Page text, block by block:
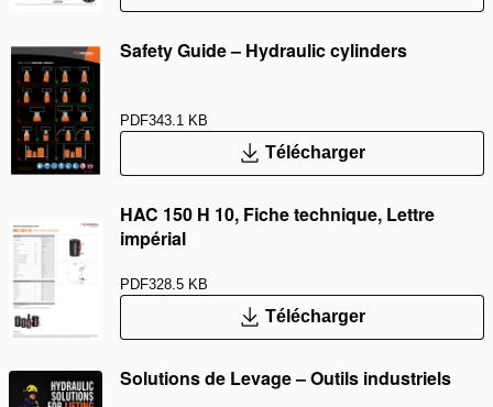
Safety Guide – Hydraulic cylinders
PDF343.1 KB
Télécharger
HAC 150 H 10, Fiche technique, Lettre
impérial
PDF328.5 KB
Télécharger
Solutions de Levage – Outils industriels